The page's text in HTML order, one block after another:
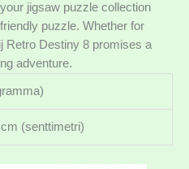
jigsaw puzzle collection
puzzle. Whether for
Retro Destiny 8 promises a
adventure.
(senttimetri)